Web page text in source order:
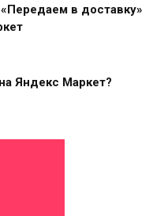
«Передаем в доставку»
Яндекс Маркет?